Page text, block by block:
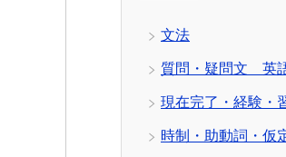
文法
質問・疑問文 英
現在完了・経験
時制・助動詞・仮